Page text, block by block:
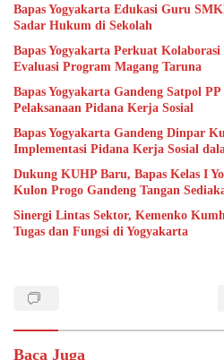
Bapas Yogyakarta Edukasi Guru
Sadar Hukum di Sekolah
Bapas Yogyakarta Perkuat
Evaluasi Program Magang Taruna
Bapas Yogyakarta Gandeng Satpol
Pelaksanaan Pidana Kerja Sosial
Bapas Yogyakarta Gandeng Dinpar
Implementasi Pidana Kerja Sosial
Dukung KUHP Baru, Bapas Kelas I
Kulon Progo Gandeng Tangan
Sinergi Lintas Sektor, Kemenko
Tugas dan Fungsi di Yogyakarta
Baca Juga